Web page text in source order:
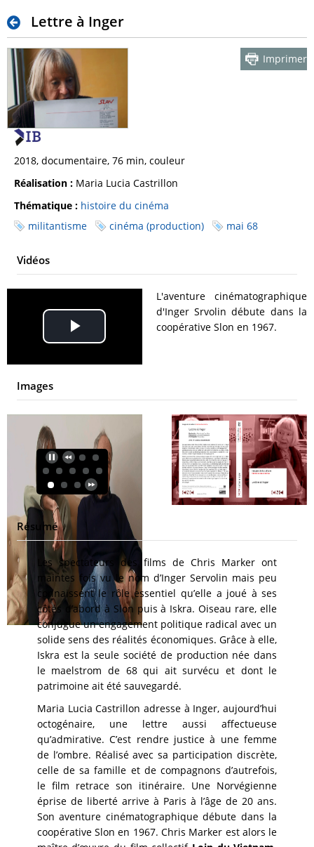
Lettre à Inger
Imprimer
2018, documentaire, 76 min, couleur
Réalisation : Maria Lucia Castrillon
Thématique : histoire du cinéma
militantisme
cinéma (production) mai 68
Vidéos
Play
Video
L'aventure cinématographique
d'Inger Srvolin débute dans la
coopérative Slon en 1967.
Images
Résumé
Les spectateurs des films de Chris Marker ont
maintes fois vu le nom d’Inger Servolin mais peu
connaissent le rôle essentiel qu’elle a joué à ses
côtés d’abord à Slon puis à Iskra. Oiseau rare, elle
conjugue un engagement politique radical avec un
solide sens des réalités économiques. Grâce à elle,
Iskra est la seule société de production née dans
le maelstrom de 68 qui ait survécu et dont le
patrimoine ait été sauvegardé.
Maria Lucia Castrillon adresse à Inger, aujourd’hui
octogénaire, une lettre aussi affectueuse
qu’admirative. C’est rendre justice à une femme
de l’ombre. Réalisé avec sa participation discrète,
celle de sa famille et de compagnons d’autrefois,
le film retrace son itinéraire. Une Norvégienne
éprise de liberté arrive à Paris à l’âge de 20 ans.
Son aventure cinématographique débute dans la
coopérative Slon en 1967. Chris Marker est alors le